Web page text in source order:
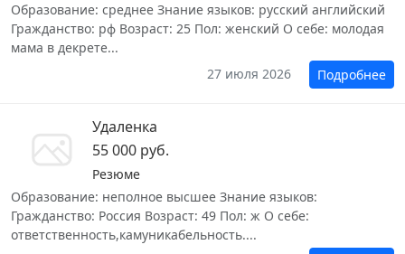
Образование: среднее Знание языков: русский английский
Гражданство: рф Возраст: 25 Пол: женский О себе: молодая
мама в декрете...
27 июля 2026
Подробнее
Удаленка
55 000 руб.
Резюме
Образование: неполное высшее Знание языков:
Гражданство: Россия Возраст: 49 Пол: ж О себе:
ответственность,камуникабельность....